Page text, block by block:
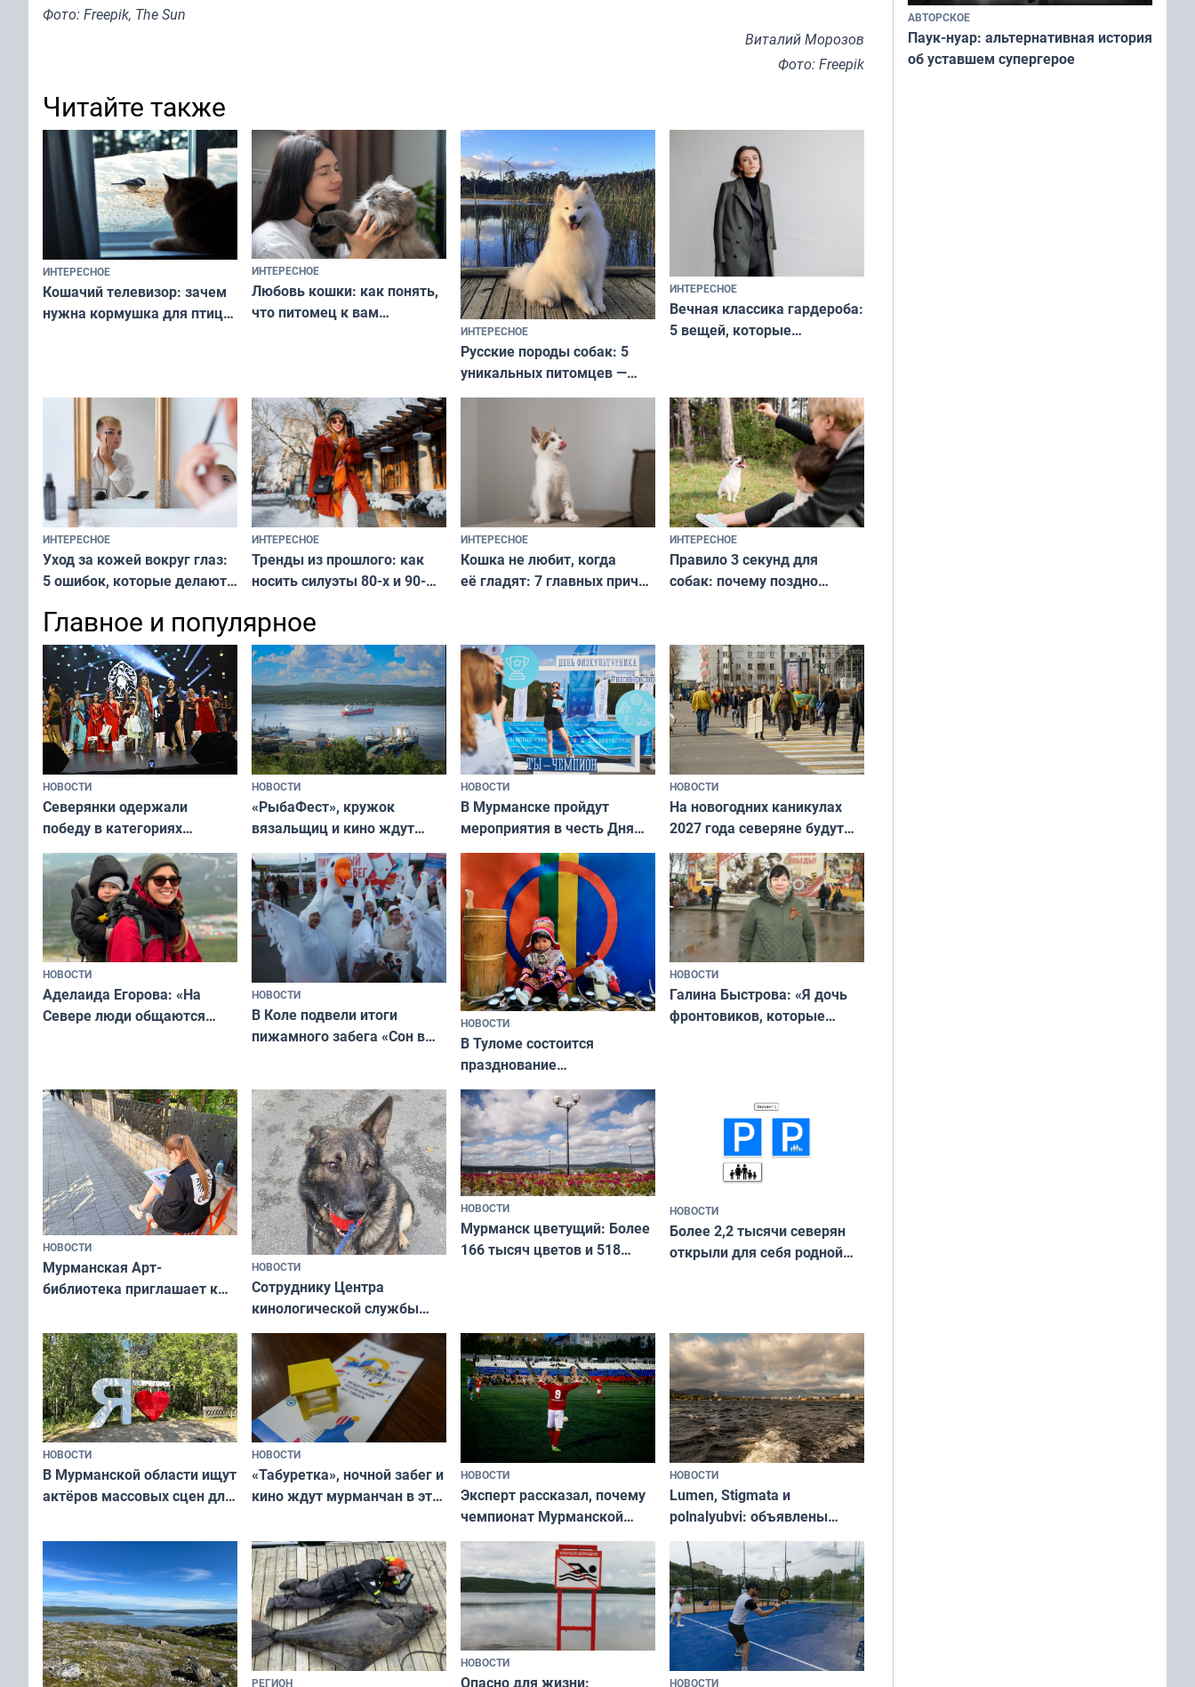
Фото: Freepik, The Sun
Виталий Морозов
Фото: Freepik
Читайте также
ИНТЕРЕСНОЕ
Кошачий телевизор: зачем
нужна кормушка для птиц
ИНТЕРЕСНОЕ
Любовь кошки: как понять,
что питомец к вам
ИНТЕРЕСНОЕ
Русские породы собак: 5
уникальных питомцев —
национальные сокровища
и характером
ИНТЕРЕСНОЕ
Вечная классика гардероба:
5 вещей, которые
и актуально в любой сезон
ИНТЕРЕСНОЕ
Уход за кожей вокруг глаз:
5 ошибок, которые делают
и вернуть свежий взгляд
без дорогих средств
ИНТЕРЕСНОЕ
Тренды из прошлого: как
носить силуэты 80-х и 90-
современно и стильно без
переплат
ИНТЕРЕСНОЕ
Кошка не любит, когда
её гладят: 7 главных причин
независимому питомцу
ИНТЕРЕСНОЕ
Правило 3 секунд для
собак: почему поздно
питомцу всё сразу и без
криков
Главное и популярное
НОВОСТИ
Северянки одержали
победу в категориях
всероссийского конкурса
«Мисс и Миссис Великая
Русь»
НОВОСТИ
«РыбаФест», кружок
вязальщиц и кино ждут
мурманчан в эти выходные
НОВОСТИ
В Мурманске пройдут
мероприятия в честь Дня
физкультурника
НОВОСТИ
На новогодних каникулах
2027 года северяне будут
отдыхать 11 дней
НОВОСТИ
Аделаида Егорова: «На
Севере люди общаются
НОВОСТИ
В Коле подвели итоги
пижамного забега «Сон в
НОВОСТИ
В Туломе состоится
празднование
Международного дня
коренных народов мира
НОВОСТИ
Галина Быстрова: «Я дочь
фронтовиков, которые
НОВОСТИ
Мурманская Арт-
библиотека приглашает к
и фотографов
НОВОСТИ
Сотруднику Центра
кинологической службы
ищут новый дом
НОВОСТИ
Мурманск цветущий: Более
166 тысяч цветов и 518
НОВОСТИ
Более 2,2 тысячи северян
открыли для себя родной
НОВОСТИ
В Мурманской области ищут
актёров массовых сцен для
короткометражном фильме
НОВОСТИ
«Табуретка», ночной забег и
кино ждут мурманчан в эти
НОВОСТИ
Эксперт рассказал, почему
чемпионат Мурманской
области по футболу остался
незамеченным
НОВОСТИ
Lumen, Stigmata и
polnalyubvi: объявлены
хедлайнеры фестиваля
«Имандра» в 2026 года
РЕГИОН
НОВОСТИ
Опасно для жизни: НОВОСТИ
АВТОРСКОЕ
Паук-нуар: альтернативная история
об уставшем супергерое